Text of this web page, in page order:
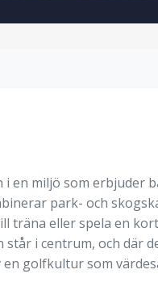
i en miljö som erbjuder
park- och
träna eller spela en
i centrum, och där
golfkultur som